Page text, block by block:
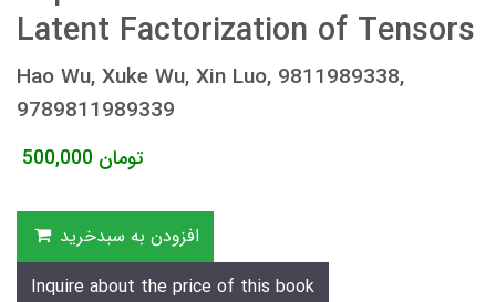
Latent Factorization of Tensors
Hao Wu, Xuke Wu, Xin Luo, 9811989338,
9789811989339
500,000 تومان
افزودن به سبدخرید
Inquire about the price of this book